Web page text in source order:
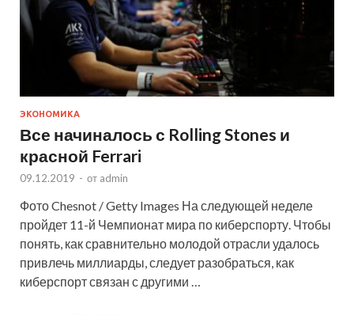
ЭКОНОМИКА
Все начиналось с Rolling Stones и
красной Ferrari
09.12.2019 - от admin
Фото Chesnot / Getty Images На следующей неделе
пройдет 11-й Чемпионат мира по киберспорту. Чтобы
понять, как сравнительно молодой отрасли удалось
привлечь миллиарды, следует разобраться, как
киберспорт связан с другими …